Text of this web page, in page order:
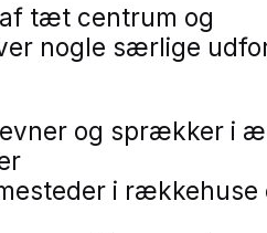
tæt centrum og
nogle særlige
og sprækker i
i rækkehuse